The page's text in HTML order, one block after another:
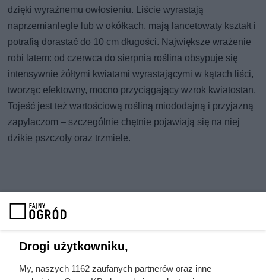
dzięki wyraźnemu owłosieniu. Liście wyrastają
naprzemianlegle lub w okółkach, mają lancetowaty kształt i
potrafią dorastać do 10 cm długości. Największe wrażenie
robi latem: od czerwca do sierpnia roślina obsypuje się
intensywnie żółtymi kwiatami wyrastającymi w kątach liści,
tworząc efektowny, mocno przyciągający wzrok kwiatostan.
Tojeść jest też wartościową rośliną miododajną i przyjazną
zapylaczom – szczególnie chętnie pojawiają się na niej
dzikie pszczoły oraz trzmiele.
Drogi użytkowniku,
My, naszych 1162 zaufanych partnerów oraz inne